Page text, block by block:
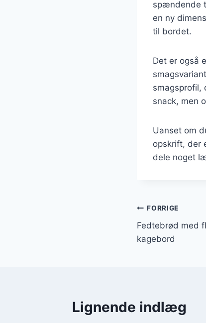
spændende
en ny
til bordet.
Det er også
snack, men
Uanset om
opskrift, der
dele noget
FORRIGE
Fedtebrød med
kagebord
Lignende indlæg